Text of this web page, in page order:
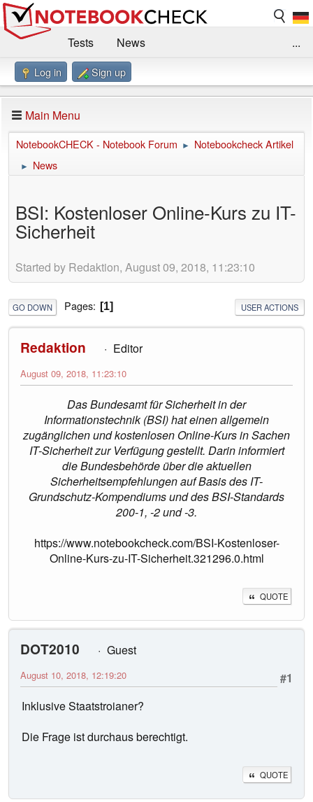
Tests
News
Benchmarks / Technik
Forum
Impressum
...
Log in Sign up
Main Menu
NotebookCHECK - Notebook Forum ► Notebookcheck Artikel
► News
BSI: Kostenloser Online-Kurs zu IT-
Sicherheit
Started by Redaktion, August 09, 2018, 11:23:10
GO DOWN Pages 1 USER ACTIONS
Redaktion Editor
August 09, 2018, 11:23:10
Das Bundesamt für Sicherheit in der
Informationstechnik (BSI) hat einen allgemein
zugänglichen und kostenlosen Online-Kurs in Sachen
IT-Sicherheit zur Verfügung gestellt. Darin informiert
die Bundesbehörde über die aktuellen
Sicherheitsempfehlungen auf Basis des IT-
Grundschutz-Kompendiums und des BSI-Standards
200-1, -2 und -3.
https://www.notebookcheck.com/BSI-Kostenloser-
Online-Kurs-zu-IT-Sicherheit.321296.0.html
QUOTE
DOT2010
Guest
#1
August 10, 2018, 12:19:20
Inklusive Staatstroianer?
Die Frage ist durchaus berechtigt.
QUOTE